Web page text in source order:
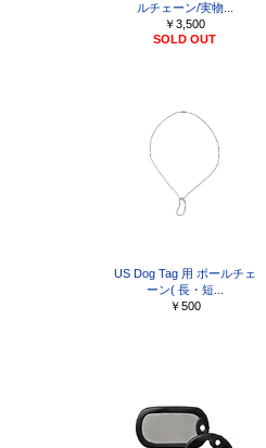
ルチェーン/実物...
￥3,500
SOLD OUT
US Dog Tag 用 ボールチェ
ーン( 長・短...
￥500